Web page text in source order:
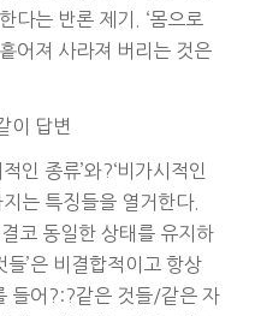
다는 반론 제기. ‘몸으로
어져 사라져 버리는 것은
이 답변
인 종류’와?‘비가시적인
는 특징들을 열거한다.
코 동일한 상태를 유지하
들’은 비결합적이고 항상
들어?:?같은 것들/같은 자